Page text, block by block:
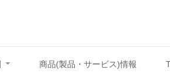
商品(製品・サービス)情報